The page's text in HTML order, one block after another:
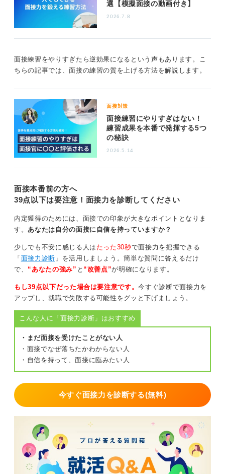
りでその企業のことを知り、真摯に向き合う姿勢が、最
終的にご自身の選択肢を広げることにつながるのです。
0
選【模擬面接の動画付き】
2026.7.8
面接練習をやりすぎたら逆効果になるという声もあります。こ
ちらの記事では、面接の練習の質を上げる方法を解説します。
面接対策
面接練習にやりすぎはない！
練習成果を本番で発揮する5つ
の秘訣
2026.5.14
面接本番前の方へ
39点以下は要注意！面接力を診断してください
内定獲得のためには、面接での印象が大きなポイントとなりま
す。 あなたは自分の面接に自信を持っていますか？
少しでも不安に感じる人は たった30秒で面接力を把握できる
「 面接力診断 」を活用しましょう。簡単な質問に答えるだけ
で、 “あなたの強み” と “改善点”が明確になります。
もし39点以下だった場合は要注意です。今すぐ診断で面接力を
アップし、就職で失敗する可能性をグッと下げましょう。
こんな人に「面接力診断」はおすすめ
・まだ面接を受けたことがない人
・面接でなぜ落ちたかわからない人
・自信を持って、面接に臨みたい人
今すぐ面接力を診断する(無料)